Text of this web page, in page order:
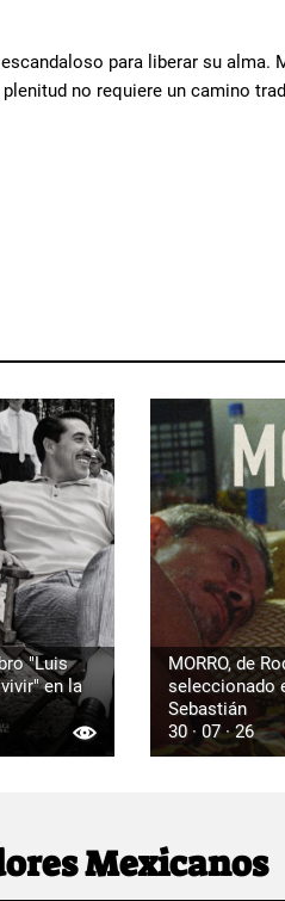
para liberar su alma.
no requiere un camino
"Luis
en la
MORRO, de
seleccionado
Sebastián
30 · 07 · 26
Mexicanos